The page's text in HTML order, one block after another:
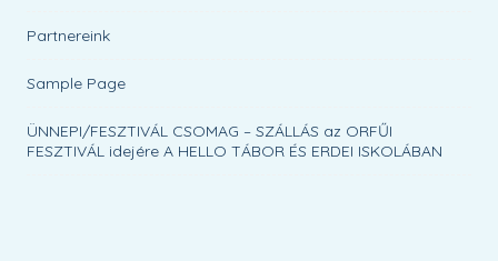
Partnereink
Sample Page
ÜNNEPI/FESZTIVÁL CSOMAG – SZÁLLÁS az ORFŰI
FESZTIVÁL idejére A HELLO TÁBOR ÉS ERDEI ISKOLÁBAN